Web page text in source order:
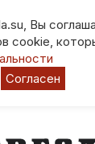
Вы
cookie,
Согласен